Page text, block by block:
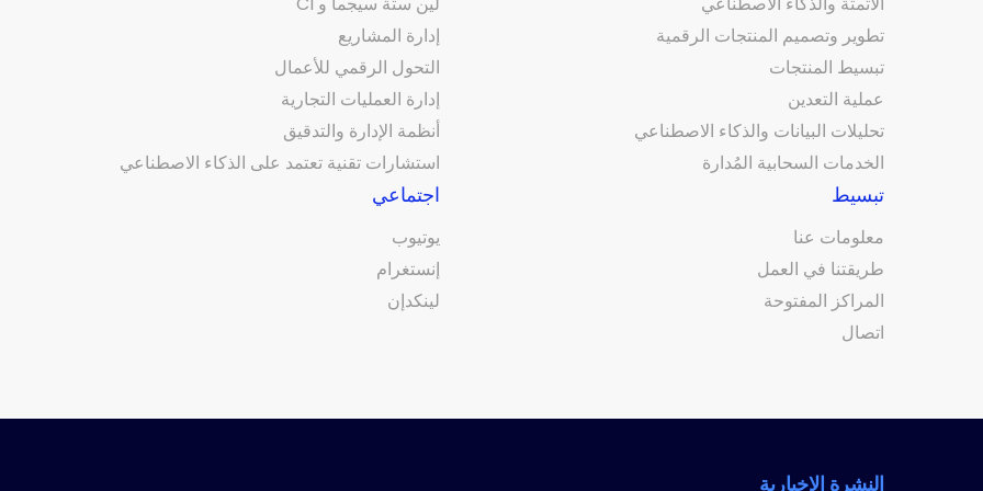
تطوير وتصميم المنتجات الرقمية
تبسيط المنتجات
عملية التعدين
تحليلات البيانات والذكاء الاصطناعي
الخدمات السحابية المُدارة
إدارة المشاريع
التحول الرقمي للأعمال
إدارة العمليات التجارية
أنظمة الإدارة والتدقيق
استشارات تقنية تعتمد على الذكاء الاصطناعي
تبسيط
معلومات عنا
طريقتنا في العمل
المراكز المفتوحة
اتصال
اجتماعي
يوتيوب
إنستغرام
لينكدإن
النشرة الإخبارية